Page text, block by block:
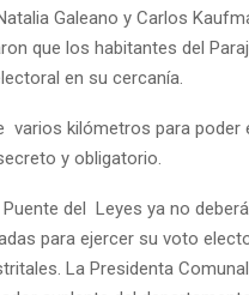
Galeano y Carlos
que los habitantes del
en su cercanía.
varios kilómetros para poder
y obligatorio.
del Leyes ya no
para ejercer su voto
La Presidenta